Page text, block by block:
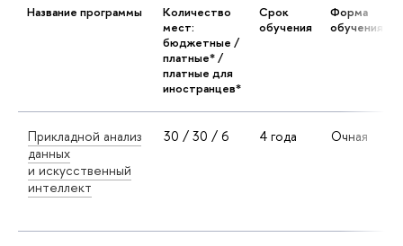
Название программы
Количество
мест:
бюджетные /
платные* /
платные для
иностранцев*
Срок
обучения
Форма
обучения
Прикладной анализ
данных
и искусственный
интеллект
30 / 30 / 6 4 года Очная